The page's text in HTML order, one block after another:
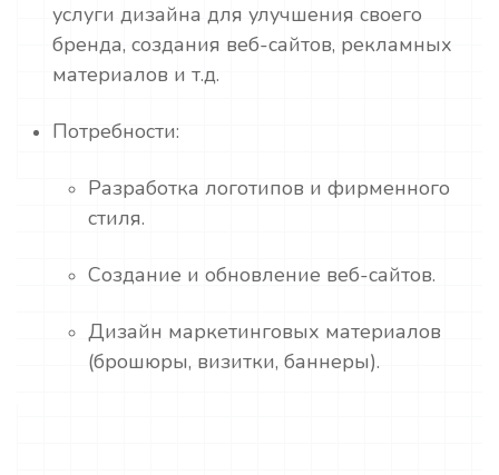
услуги дизайна для улучшения своего
бренда, создания веб-сайтов, рекламных
материалов и т.д.
Потребности:
Разработка логотипов и фирменного
стиля.
Создание и обновление веб-сайтов.
Дизайн маркетинговых материалов
(брошюры, визитки, баннеры).